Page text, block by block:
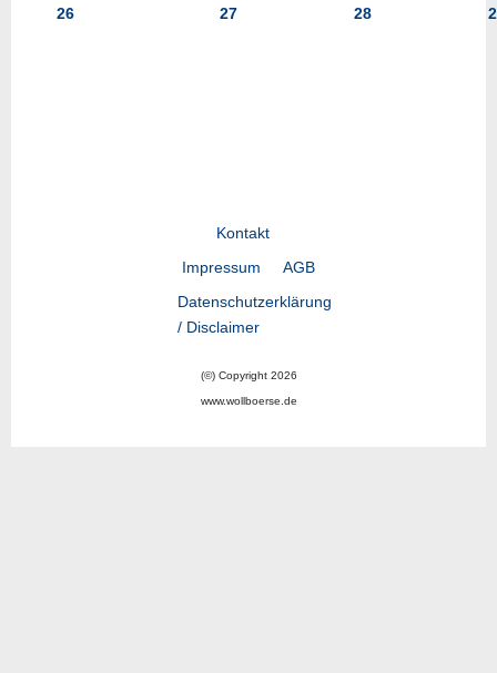
26
27 28
Kontakt
Impressum
AGB
Datenschutzerklärung
/ Disclaimer
(©) Copyright 2026
www.wollboerse.de